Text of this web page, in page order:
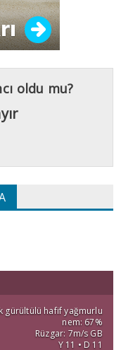
oldu mu?
gürültülü hafif yağmurlu
nem: 67%
Rüzgar: 7m/s GB
Y 11 • D 11